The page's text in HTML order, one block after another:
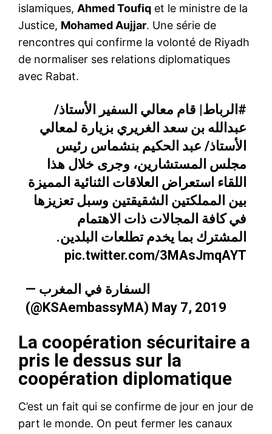
islamiques, Ahmed Toufiq et le ministre de la
Justice, Mohamed Aujjar. Une série de
rencontres qui confirme la volonté de Riyadh
de normaliser ses relations diplomatiques
avec Rabat.
#الرباط| قام معالي السفير الأستاذ/
عبدالله بن سعد الغريري بزيارة لمعالي
الأستاذ/ عبد الحكيم بنشماس رئيس
مجلس المستشارين، وجرى خلال هذا
اللقاء استعراض العلاقات الثنائية المميزة
بين المملكتين الشقيقتين وسبل تعزيزها
في كافة المجالات ذات الاهتمام
المشترك بما يخدم تطلعات البلدين.
pic.twitter.com/3MAsJmqAYT
— السفارة في المغرب
(@KSAembassyMA) May 7, 2019
La coopération sécuritaire a
pris le dessus sur la
coopération diplomatique
C’est un fait qui se confirme de jour en jour de
part le monde. On peut fermer les canaux